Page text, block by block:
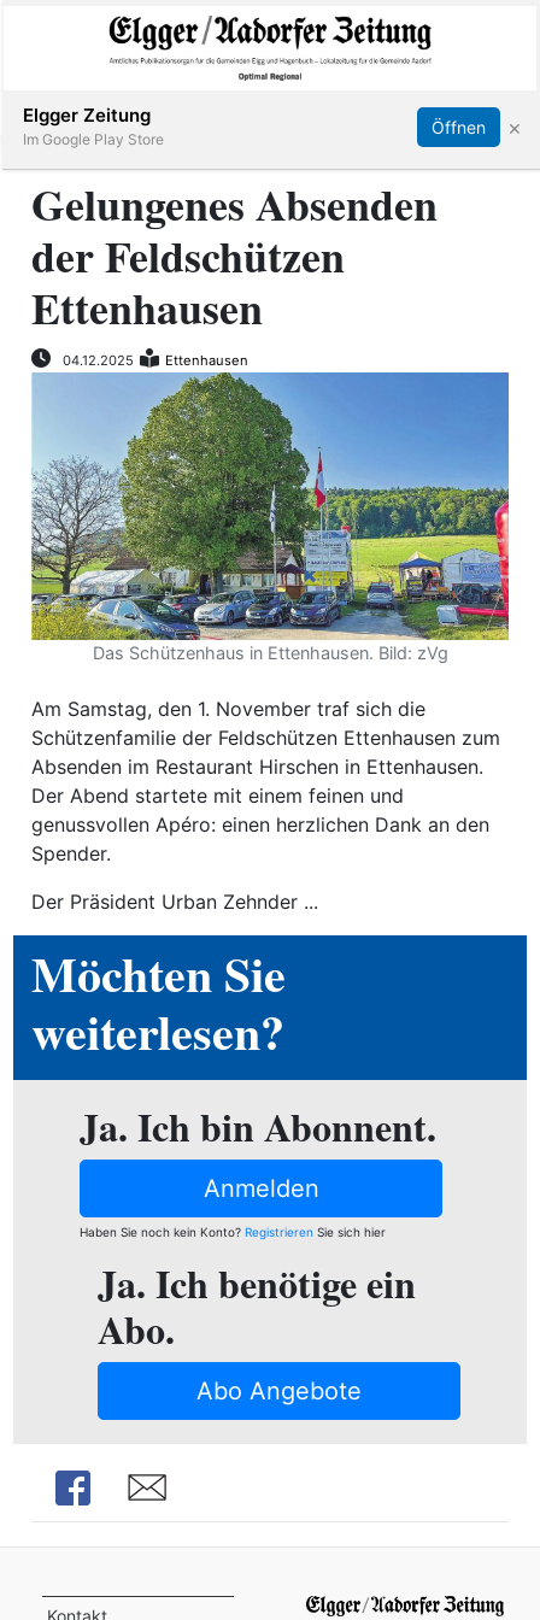
Elgg
Aadorf
Hagenbuch
Paper
App
Region
Abonnieren Online Anmelden Anmelden
Gelungenes Absenden
der Feldschützen
Ettenhausen
04.12.2025 Ettenhausen
Das Schützenhaus in Ettenhausen. Bild: zVg
Am Samstag, den 1. November traf sich die
Schützenfamilie der Feldschützen Ettenhausen zum
Absenden im Restaurant Hirschen in Ettenhausen.
Der Abend startete mit einem feinen und
genussvollen Apéro: einen herzlichen Dank an den
Spender.
Der Präsident Urban Zehnder ...
Möchten Sie
weiterlesen?
Ja. Ich bin Abonnent.
Anmelden
Haben Sie noch kein Konto? RegistrierenSie sich hier
Ja. Ich benötige ein
Abo.
Abo Angebote
Share Share
Kontakt
Elgger Zeitung
Im Google Play Store
Öffnen ×